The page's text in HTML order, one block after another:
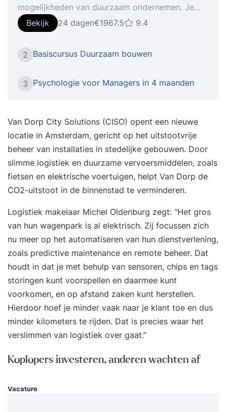
mogelijkheden van duurzaam ondernemen. Je
brengt in kaart hoe de drie P’s van people, planet
en profit zich op dit moment verhouden binnen
jouw organisatie. Wil je erachter komen hoe je
hoe duurzaam ondernemen in je bedrijf past? In
van duurzaam ondernemen. Je brengt in kaart
hoe de drie P’s van people, planet en profit zich
op dit moment verhouden binnen je organisatie.
Je brengt alle kennis en inzichten direct in de
praktijk door het schrijven van een adviesrapport
waarin je aangeeft hoe duurzaam ondernemen
toegepast. Deze training is bedoeld voor
managers, zzp’ers, projectleiders en andere
professionals die willen weten welke kansen
duurzaam ondernemen biedt, en hoe zij hier op
praktische wijze invulling aan kunnen geven
binnen hun organisatie. - Je weet wat
duurzaamheid en duurzaam ondernemen inhoudt
- Je kent de mogelijkheden en uitdagingen van
duurzaam ondernemen - Je hebt een visie op
duurzaam ondernemen voor je eigen organisatie
instrumenten er zijn voor duurzaam ondernemen
nulmeting maken, MVO-beleid opzetten en
Bekijk 24 dagen€1967.5 9.4
2 Basiscursus Duurzaam bouwen
3 Psychologie voor Managers in 4 maanden
Van Dorp City Solutions (CISO) opent een nieuwe
locatie in Amsterdam, gericht op het uitstootvrije
beheer van installaties in stedelijke gebouwen. Door
slimme logistiek en duurzame vervoersmiddelen, zoals
fietsen en elektrische voertuigen, helpt Van Dorp de
CO2-uitstoot in de binnenstad te verminderen.
Logistiek makelaar Michel Oldenburg zegt: “Het gros
van hun wagenpark is al elektrisch. Zij focussen zich
nu meer op het automatiseren van hun dienstverlening,
zoals predictive maintenance en remote beheer. Dat
houdt in dat je met behulp van sensoren, chips en tags
storingen kunt voorspellen en daarmee kunt
voorkomen, en op afstand zaken kunt herstellen.
Hierdoor hoef je minder vaak naar je klant toe en dus
minder kilometers te rijden. Dat is precies waar het
verslimmen van logistiek over gaat.”
Koplopers investeren, anderen wachten af
Vacature